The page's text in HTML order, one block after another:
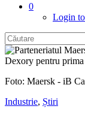
0
Login
Foto: Maersk - iB
Industrie, Știri